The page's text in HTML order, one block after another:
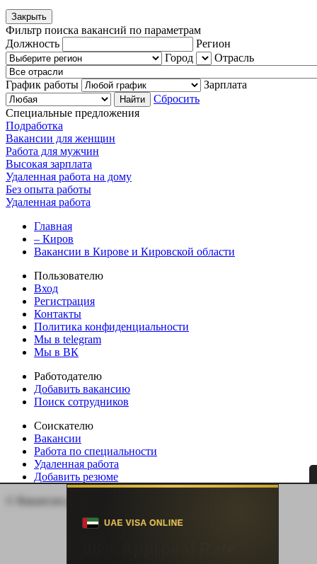
Закрыть
Фильтр поиска вакансий по параметрам
Должность
Регион
Город
Отрасль
График работы
Зарплата
Сбросить
Специальные предложения
Подработка
Вакансии для женщин
Работа для мужчин
Высокая зарплата
Удаленная работа на дому
Без опыта работы
Удаленная работа
Главная
– Киров
Вакансии в Кирове и Кировской области
Пользователю
Вход
Регистрация
Контакты
Политика конфиденциальности
Мы в telegram
Мы в ВК
Работодателю
Добавить вакансию
Поиск сотрудников
Соискателю
Вакансии
Работа по специальности
Удаленная работа
Добавить резюме
© Вакансии регионов России | Все права защищены.